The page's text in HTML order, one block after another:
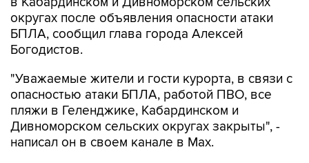
округах после объявления опасности атаки
БПЛА, сообщил глава города Алексей
Богодистов.
"Уважаемые жители и гости курорта, в связи с
опасностью атаки БПЛА, работой ПВО, все
пляжи в Геленджике, Кабардинском и
Дивноморском сельских округах закрыты", -
написал он в своем канале в Max.